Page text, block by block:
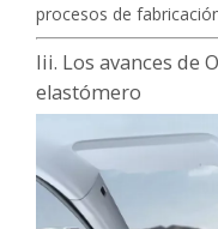
procesos de
Iii. Los avances de
elastómero